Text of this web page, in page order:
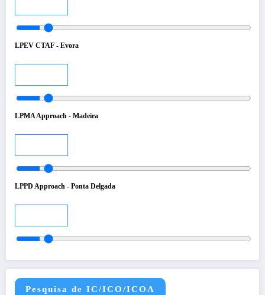
LPEV CTAF - Evora
LPMA Approach - Madeira
LPPD Approach - Ponta Delgada
Pesquisa de IC/ICO/ICOA